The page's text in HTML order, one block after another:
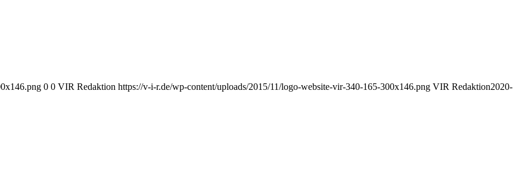
0 0 VIR Redaktion https://v-i-r.de/wp-content/uploads/2015/11/logo-website-vir-340-165-300x146.png VIR Redaktion2020-